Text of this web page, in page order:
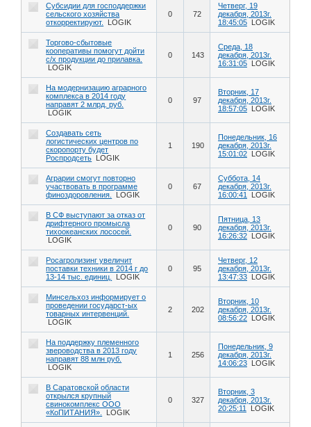
Субсидии для господдержки
сельского хозяйства
откорректируют.
LOGIK
0 72
Четверг, 19
декабря, 2013г.
18:45:05 LOGIK
Торгово-сбытовые
кооперативы помогут дойти
с/х продукции до прилавка.
LOGIK
0 143
Среда, 18
декабря, 2013г.
16:31:05 LOGIK
На модернизацию аграрного
комплекса в 2014 году
направят 2 млрд. руб.
LOGIK
0 97
Вторник, 17
декабря, 2013г.
18:57:05 LOGIK
Создавать сеть
логистических центров по
скоропорту будет
Роспродсеть LOGIK
1 190
Понедельник, 16
декабря, 2013г.
15:01:02 LOGIK
Аграрии смогут повторно
участвовать в программе
финоздоровления.
LOGIK
0 67
Суббота, 14
декабря, 2013г.
16:00:41
LOGIK
В СФ выступают за отказ от
дрифтерного промысла
тихоокеанских лососей.
LOGIK
0 90
Пятница, 13
декабря, 2013г.
16:26:32 LOGIK
Росагролизинг увеличит
поставки техники в 2014 г до
13-14 тыс. единиц.
LOGIK
0 95
Четверг, 12
декабря, 2013г.
13:47:33 LOGIK
Минсельхоз информирует о
проведении государст-ых
товарных интервенций.
LOGIK
2 202
Вторник, 10
декабря, 2013г.
08:56:22 LOGIK
На поддержку племенного
звероводства в 2013 году
направят 88 млн руб.
LOGIK
1 256
Понедельник, 9
декабря, 2013г.
14:06:23 LOGIK
В Саратовской области
открылся крупный
свинокомплекс ООО
«КоПИТАНИЯ».
LOGIK
0 327
Вторник, 3
декабря, 2013г.
20:25:11
LOGIK